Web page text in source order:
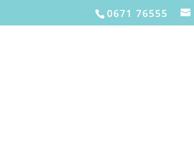
0671 76555